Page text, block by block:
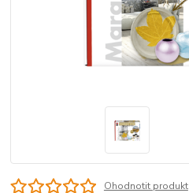
Ohodnotit produkt